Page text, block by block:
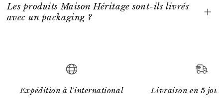
Les produits Maison Héritage sont-ils livrés
avec un packaging ?
Expédition à l'international Livraison en 5